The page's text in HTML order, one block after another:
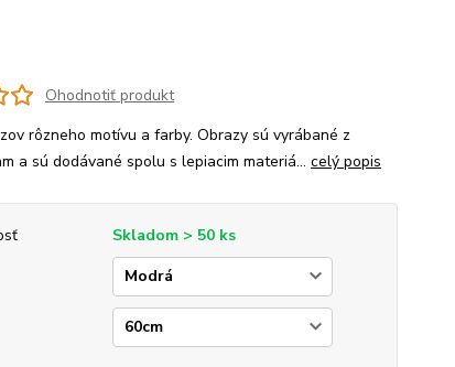
Ohodnotiť produkt
rôzneho motívu a farby. Obrazy sú vyrábané z
a sú dodávané spolu s lepiacim materiá... celý popis
Skladom > 50 ks